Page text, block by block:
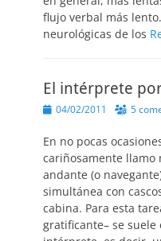
flujo verbal más
neurológicas de los
El intérprete
Publicado
04/02/2011 5
En no pocas
cariñosamente llamo
andante (o
simultánea con
cabina. Para esta
gratificante– se